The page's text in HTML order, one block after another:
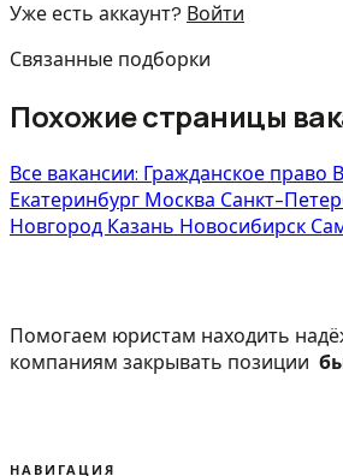
Уже есть аккаунт? Войти
Связанные подборки
Похожие страницы
Все вакансии: Гражданское право
Екатеринбург Москва Санкт-
Новгород Казань Новосибирск
Помогаем юристам находить
компаниям закрывать позиции
НАВИГАЦИЯ